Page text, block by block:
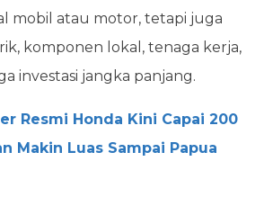
mobil atau motor, tetapi juga
komponen lokal, tenaga kerja,
investasi jangka panjang.
Resmi Honda Kini Capai 200
Makin Luas Sampai Papua